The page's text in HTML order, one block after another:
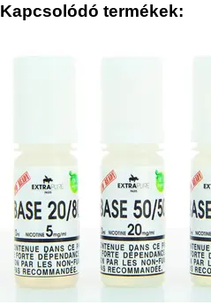
Kapcsolódó termékek: